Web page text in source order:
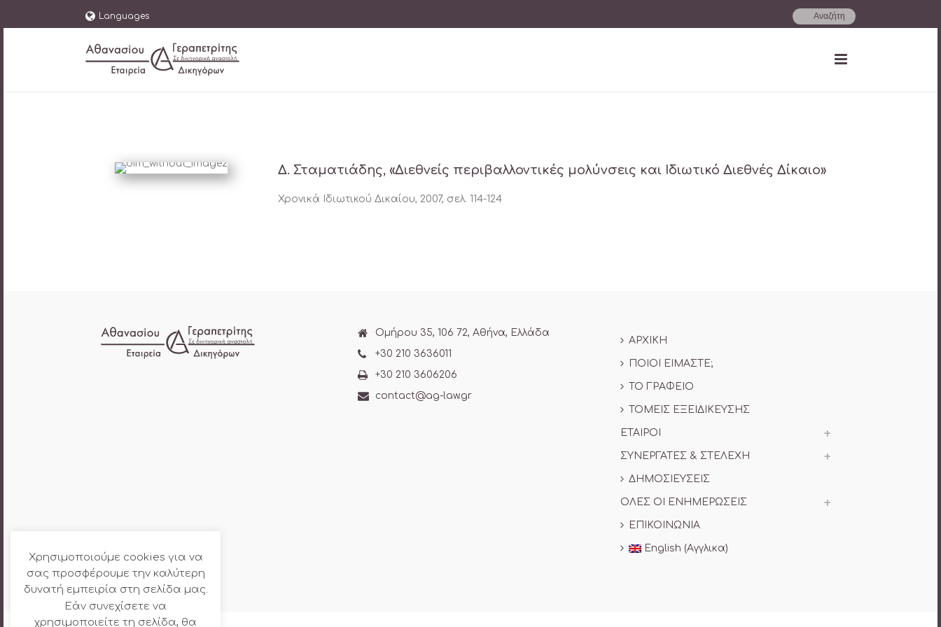
Languages
Δ. Σταματιάδης, «Διεθνείς περιβαλλοντικές μολύνσεις και Ιδιωτικό Διεθνές Δίκαιο»
Χρονικά Ιδιωτικού Δικαίου, 2007, σελ. 114-124
Ομήρου 35, 106 72, Αθήνα, Ελλάδα
+30 210 3636011
+30 210 3606206
contact@ag-law.gr
ΑΡΧΙΚΗ
ΠΟΙΟΙ ΕΙΜΑΣΤΕ;
ΤΟ ΓΡΑΦΕΙΟ
ΤΟΜΕΙΣ ΕΞΕΙΔΙΚΕΥΣΗΣ
ΕΤΑΙΡΟΙ
ΣΥΝΕΡΓΑΤΕΣ & ΣΤΕΛΕΧΗ
ΔΗΜΟΣΙΕΥΣΕΙΣ
ΟΛΕΣ ΟΙ ΕΝΗΜΕΡΩΣΕΙΣ
ΕΠΙΚΟΙΝΩΝΙΑ
English (Αγγλικα)
Χρησιμοποιούμε cookies για να
σας προσφέρουμε την καλύτερη
δυνατή εμπειρία στη σελίδα μας.
Εάν συνεχίσετε να
χρησιμοποιείτε τη σελίδα, θα